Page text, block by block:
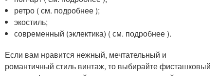
ретро ( см. подробнее );
экостиль;
современный (эклектика) ( см. подробнее ).
Если вам нравится нежный, мечтательный и
романтичный стиль винтаж, то выбирайте фисташковый